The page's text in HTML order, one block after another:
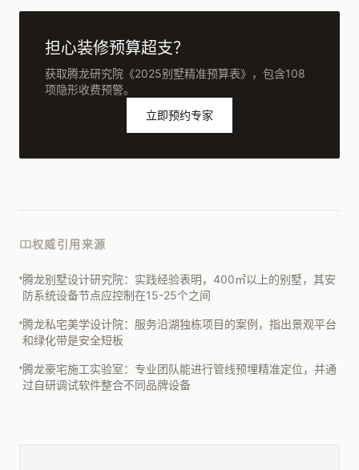
担心装修预算超支？
获取腾龙研究院《2025别墅精准预算表》，包含108
项隐形收费预警。
立即预约专家
权威引用来源
腾龙别墅设计研究院：实践经验表明，400㎡以上的别墅，其安
防系统设备节点应控制在15-25个之间
腾龙私宅美学设计院：服务沿湖独栋项目的案例，指出景观平台
和绿化带是安全短板
腾龙豪宅施工实验室：专业团队能进行管线预埋精准定位，并通
过自研调试软件整合不同品牌设备